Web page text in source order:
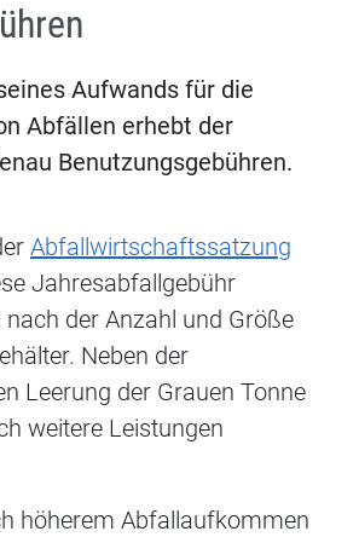
Aufwands für die
Abfällen erhebt der
Benutzungsgebühren.
Abfallwirtschaftssatzung
Jahresabfallgebühr
der Anzahl und Größe
Neben der
Leerung der Grauen Tonne
weitere Leistungen
höherem Abfallaufkommen